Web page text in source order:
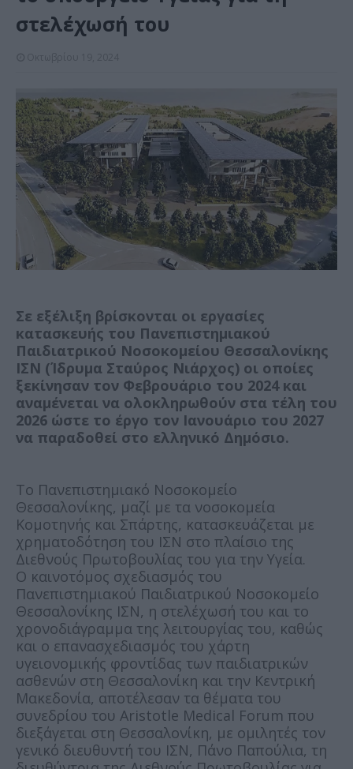
στελέχωσή του
Σε εξέλιξη βρίσκονται οι εργασίες
κατασκευής του Πανεπιστημιακού
Παιδιατρικού Νοσοκομείου Θεσσαλονίκης
ΙΣΝ (Ίδρυμα Σταύρος Νιάρχος) οι οποίες
ξεκίνησαν τον Φεβρουάριο του 2024 και
αναμένεται να ολοκληρωθούν στα τέλη του
2026 ώστε το έργο τον Ιανουάριο του 2027
να παραδοθεί στο ελληνικό Δημόσιο.
Το Πανεπιστημιακό Νοσοκομείο
Θεσσαλονίκης, μαζί με τα νοσοκομεία
Κομοτηνής και Σπάρτης, κατασκευάζεται με
χρηματοδότηση του ΙΣΝ στο πλαίσιο της
Διεθνούς Πρωτοβουλίας του για την Υγεία.
Ο καινοτόμος σχεδιασμός του
Πανεπιστημιακού Παιδιατρικού Νοσοκομείο
Θεσσαλονίκης ΙΣΝ, η στελέχωσή του και το
χρονοδιάγραμμα της λειτουργίας του, καθώς
και ο επανασχεδιασμός του χάρτη
υγειονομικής φροντίδας των παιδιατρικών
ασθενών στη Θεσσαλονίκη και την Κεντρική
Μακεδονία, αποτέλεσαν τα θέματα του
συνεδρίου του Aristotle Medical Forum που
διεξάγεται στη Θεσσαλονίκη, με ομιλητές τον
γενικό διευθυντή του ΙΣΝ, Πάνο Παπούλια, τη